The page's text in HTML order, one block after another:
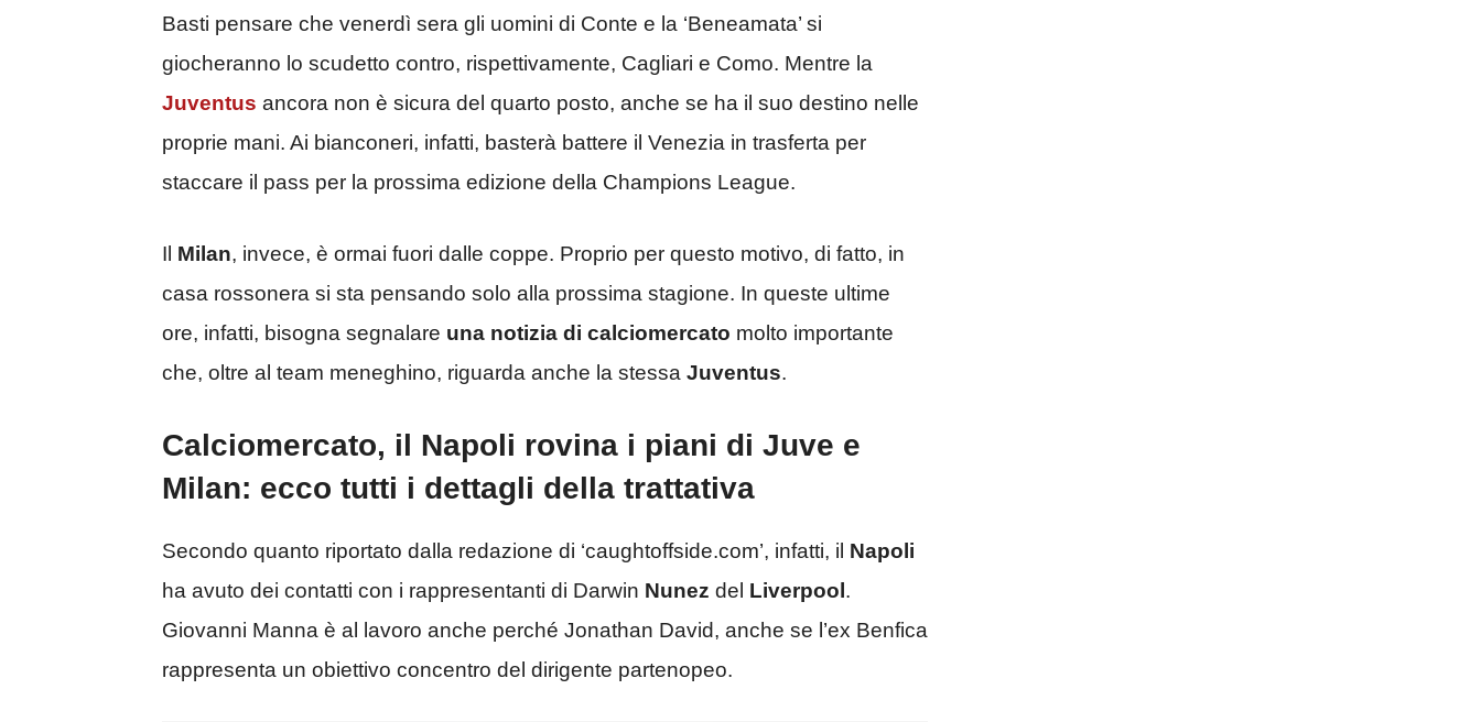
Basti pensare che venerdì sera gli uomini di Conte e la ‘Beneamata’ si
giocheranno lo scudetto contro, rispettivamente, Cagliari e Como. Mentre la
Juventus ancora non è sicura del quarto posto, anche se ha il suo destino nelle
proprie mani. Ai bianconeri, infatti, basterà battere il Venezia in trasferta per
staccare il pass per la prossima edizione della Champions League.
Il Milan, invece, è ormai fuori dalle coppe. Proprio per questo motivo, di fatto, in
casa rossonera si sta pensando solo alla prossima stagione. In queste ultime
ore, infatti, bisogna segnalare una notizia di calciomercato molto importante
che, oltre al team meneghino, riguarda anche la stessa Juventus.
Calciomercato, il Napoli rovina i piani di Juve e
Milan: ecco tutti i dettagli della trattativa
Secondo quanto riportato dalla redazione di ‘caughtoffside.com’, infatti, il Napoli
ha avuto dei contatti con i rappresentanti di Darwin Nunez del Liverpool .
Giovanni Manna è al lavoro anche perché Jonathan David, anche se l’ex Benfica
rappresenta un obiettivo concentro del dirigente partenopeo.